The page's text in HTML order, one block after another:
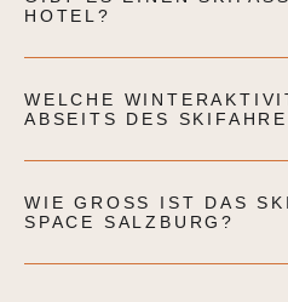
HOTEL?
WELCHE
ABSEITS DES
WIE GROSS IST DAS
PACE SALZBURG?